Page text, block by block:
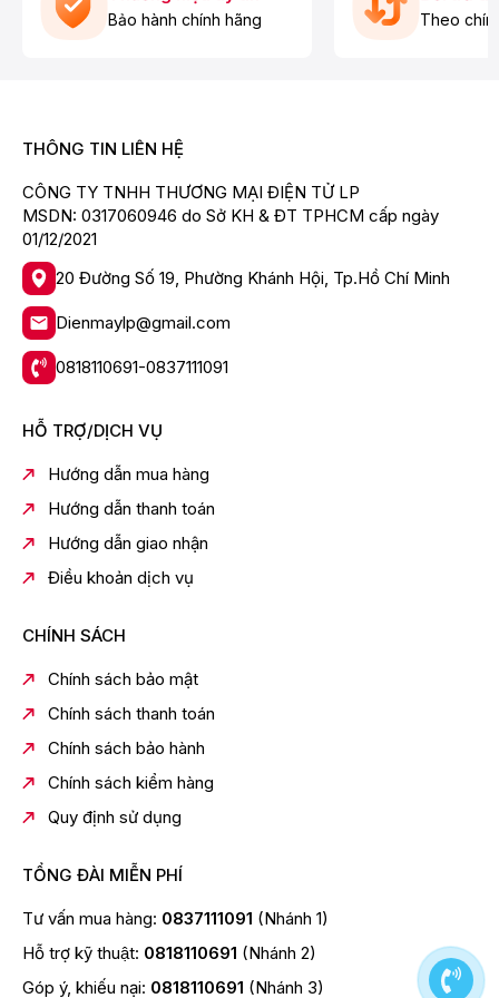
- Thực phẩm, đồ uống được lưu trữ, cất giữ trong tủ sẽ
luôn giữ được độ tươi ngon nhờ công nghệ làm lạnh đa
*Hình ảnh chỉ mang tính chất minh họa
- Công nghệ H-DEO Fresh loại bỏ các loại mùi hôi
trong tủ lạnh, đồng thời giúp kháng khuẩn hiệu quả,
không chỉ giữ cho nguyên liệu tươi ngon hơn mà còn
giúp bảo vệ sức khoẻ ăn uống của các thành viên
trong gia đình.
90% độ tươi ngon của các loại trái cây, rau củ.
- Ngăn đông mềm Magic Zone trang bị 3 mức điều
chỉnh nhiệt độ (0°C, 2°C và 4°C) tiện lợi dành cho các
loại thịt cá cần được bảo quản với mức nhiệt độ thích
hợp để giữ được độ tươi lâu hơn.
Bảo hành chính hãng Theo
THÔNG TIN LIÊN HỆ
CÔNG TY TNHH THƯƠNG MẠI ĐIỆN TỬ LP
MSDN: 0317060946 do Sở KH & ĐT TPHCM cấp ngày
01/12/2021
20 Đường Số 19, Phường Khánh Hội, Tp.Hồ Chí Minh
Dienmaylp@gmail.com
0818110691-0837111091
HỖ TRỢ/DỊCH VỤ
Hướng dẫn mua hàng
Hướng dẫn thanh toán
Hướng dẫn giao nhận
Điều khoản dịch vụ
CHÍNH SÁCH
Chính sách bảo mật
Chính sách thanh toán
Chính sách bảo hành
Chính sách kiểm hàng
Quy định sử dụng
TỔNG ĐÀI MIỄN PHÍ
Tư vấn mua hàng: 0837111091 (Nhánh 1)
Hỗ trợ kỹ thuật: 0818110691 (Nhánh 2)
Góp ý, khiếu nại: 0818110691 (Nhánh 3)